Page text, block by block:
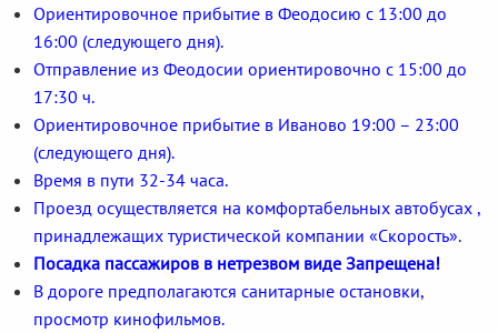
Ориентировочное прибытие в Феодосию с 13:00 до
16:00 (следующего дня).
Отправление из Феодосии ориентировочно с 15:00 до
17:30 ч.
Ориентировочное прибытие в Иваново 19:00 – 23:00
(следующего дня).
Время в пути 32-34 часа.
Проезд осуществляется на комфортабельных автобусах ,
принадлежащих туристической компании «Скорость».
Посадка пассажиров в нетрезвом виде Запрещена!
В дороге предполагаются санитарные остановки,
просмотр кинофильмов.